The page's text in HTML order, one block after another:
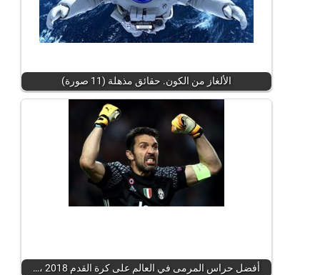
الألغاز من الكون. حقائق مذهلة (11 صورة)
أفضل حراس المرمى في العالم على كرة القدم 2018 ،…